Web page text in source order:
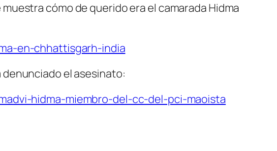
cómo de querido era el camarada Hidma
en-chhattisgarh-india
denunciado el asesinato:
hidma-miembro-del-cc-del-pci-maoista